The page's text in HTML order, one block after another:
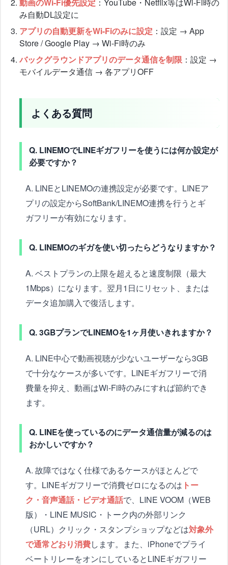
み自動DL設定に
アプリの自動更新をWi-Fiのみに設定 ：設定 → App
Store / Google Play → Wi-Fi時のみ
バックグラウンドアプリのデータ通信を制限 ：設定 →
モバイルデータ通信 → 各アプリOFF
よくある質問
Q. LINEMOでLINEギガフリーを使うには何か設定が
必要ですか？
A. LINEとLINEMOの連携設定が必要です。LINEア
プリの設定からSoftBank/LINEMO連携を行うとギ
ガフリーが有効になります。
Q. LINEMOのギガを使い切ったらどうなりますか？
A. ベストプランの上限を超えると速度制限（最大
1Mbps）になります。翌月1日にリセット、または
データ追加購入で復活します。
Q. 3GBプランでLINEMOを1ヶ月使いきれますか？
A. LINE中心で動画視聴が少ないユーザーなら3GB
で十分なケースが多いです。LINEギガフリーで消
費量を抑え、動画はWi-Fi時のみにすれば節約でき
ます。
Q. LINEを使っているのにデータ通信量が減るのは
おかしいですか？
A. 故障ではなく仕様であるケースがほとんどで
す。LINEギガフリーで消費ゼロになるのは トー
ク・音声通話・ビデオ通話で、LINE VOOM（WEB
版）・LINE MUSIC・トーク内の外部リンク
（URL）クリック・スタンプショップなどは対象外
で通常どおり消費します。また、iPhoneでプライ
ベートリレーをオンにしているとLINEギガフリー